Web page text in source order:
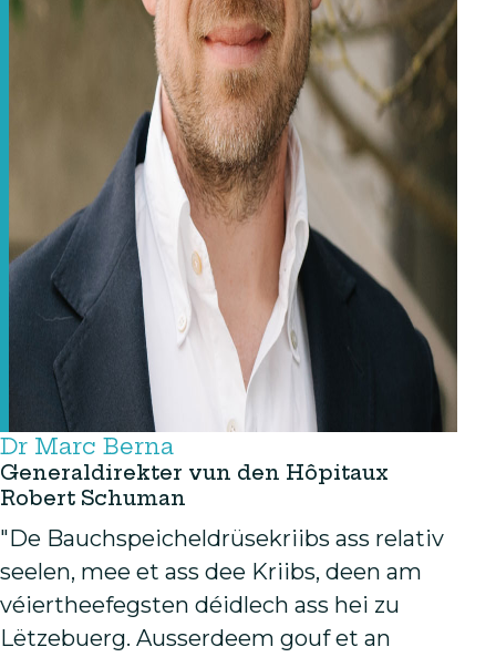
Dr Marc Berna
Generaldirekter vun den Hôpitaux
Robert Schuman
"De Bauchspeicheldrüsekriibs ass relativ
seelen, mee et ass dee Kriibs, deen am
véiertheefegsten déidlech ass hei zu
Lëtzebuerg. Ausserdeem gouf et an